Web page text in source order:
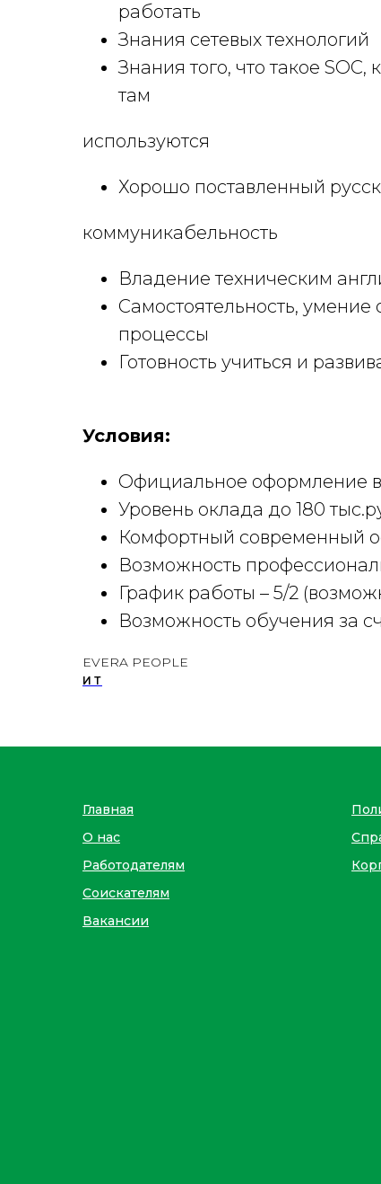
работать
Знания сетевых технологий
Знания того, что такое
там
используются
Хорошо поставленный
коммуникабельность
Владение техническим
Самостоятельность, умение
процессы
Готовность учиться и
Условия:
Официальное оформление
Уровень оклада до 180
Комфортный современный
Возможность
График работы – 5/2
Возможность обучения за
EVERA PEOPLE
ИТ
Главная
О нас
Работодателям
Соискателям
Вакансии